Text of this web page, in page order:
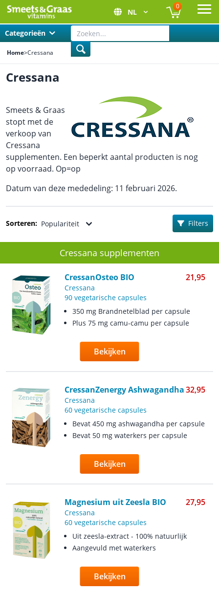
NL
0
Categorieën
Home>Cressana
Cressana
Sorteren: Populariteit Filters
Cressana supplementen
CressanOsteo BIO 21,95
Cressana
90 vegetarische capsules
350 mg Brandnetelblad per capsule
Plus 75 mg camu-camu per capsule
Bekijken
CressanZenergy Ashwagandha32,95
Cressana
60 vegetarische capsules
Bevat 450 mg ashwagandha per capsule
Bevat 50 mg waterkers per capsule
Bekijken
Magnesium uit Zeesla BIO 27,95
Cressana
60 vegetarische capsules
Uit zeesla-extract - 100% natuurlijk
Aangevuld met waterkers
Bekijken
Smeets & Graas
stopt met de
verkoop van
Cressana
supplementen. Een beperkt aantal producten is nog
op voorraad. Op=op
Datum van deze mededeling: 11 februari 2026.